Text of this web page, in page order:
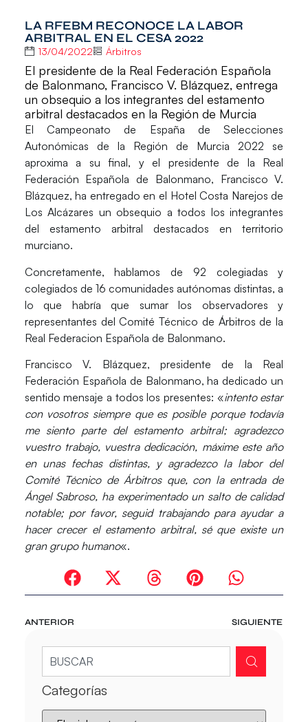
LA RFEBM RECONOCE LA LABOR
ARBITRAL EN EL CESA 2022
13/04/2022 Árbitros
El presidente de la Real Federación Española
de Balonmano, Francisco V. Blázquez, entrega
un obsequio a los integrantes del estamento
arbitral destacados en la Región de Murcia
ElCampeonato de España de Selecciones
Autonómicas de la Región de Murcia 2022 se
aproxima a su final, y el presidente de la Real
Federación Española de Balonmano, Francisco V.
Blázquez, ha entregado en el Hotel Costa Narejos de
Los Alcázares un obsequio a todos losintegrantes
del estamento arbitral destacados en territorio
murciano.
Concretamente, hablamos de 92 colegiadas y
colegiados de 16 comunidades autónomas distintas, a
lo que habría que sumar los observadores y
representantes delComité Técnico de Árbitros de la
Real Federacion Española de Balonmano.
Francisco V. Blázquez, presidente de la Real
Federación Española de Balonmano, ha dedicado un
sentido mensaje a todos los presentes: «intento estar
con vosotros siempre que es posible porque todavía
me siento parte del estamento arbitral; agradezco
vuestro trabajo, vuestra dedicación, máxime este año
en unas fechas distintas, y agradezco la labor del
Comité Técnico de Árbitros que, con la entrada de
Ángel Sabroso, ha experimentado un salto de calidad
notable; por favor, seguid trabajando para ayudar a
hacer crecer el estamento arbitral, sé que existe un
gran grupo humano«.
ANTERIOR SIGUIENTE
Categorías